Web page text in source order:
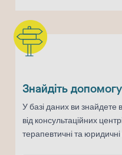
Знайдіть
У базі даних ви знайдете
від консультаційних
терапевтичні та юридичні